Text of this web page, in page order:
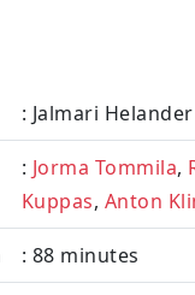
: Jalmari Helander
: Jorma Tommila,
Kuppas, Anton
: 88 minutes